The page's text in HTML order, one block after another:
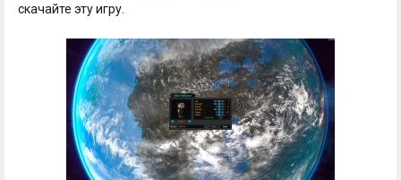
скачайте эту игру.